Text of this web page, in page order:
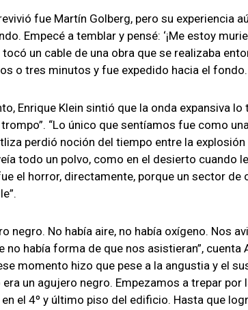
fue Martín Golberg, pero su experiencia
Empecé a temblar y pensé: ‘¡Me estoy
un cable de una obra que se realizaba
o tres minutos y fue expedido hacia el fondo.
Enrique Klein sintió que la onda expansiva
“Lo único que sentíamos fue como
perdió noción del tiempo entre la
todo un polvo, como en el desierto cuando
el horror, directamente, porque un sector de
negro. No había aire, no había oxígeno. Nos
no había forma de que nos asistieran”, cuenta
momento hizo que pese a la angustia y el
era un agujero negro. Empezamos a trepar
el 4º y último piso del edificio. Hasta que